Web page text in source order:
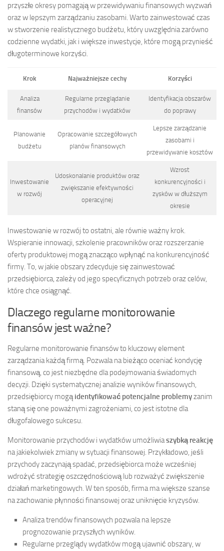
przyszłe okresy pomagają w przewidywaniu finansowych wyzwań
oraz w lepszym zarządzaniu zasobami. Warto zainwestować czas
w stworzenie realistycznego budżetu, który uwzględnia zarówno
codzienne wydatki, jak i większe inwestycje, które mogą przynieść
długoterminowe korzyści.
Krok Najważniejsze cechy Korzyści
Analiza
finansów
Regularne przeglądanie
przychodów i wydatków
Identyfikacja obszarów
do poprawy
Planowanie
budżetu
Opracowanie szczegółowych
planów finansowych
Lepsze zarządzanie
zasobami i
przewidywanie kosztów
Inwestowanie
w rozwój
Udoskonalanie produktów oraz
zwiększanie efektywności
operacyjnej
Wzrost
konkurencyjności i
zysków w dłuższym
okresie
Inwestowanie w rozwój to ostatni, ale równie ważny krok.
Wspieranie innowacji, szkolenie pracowników oraz rozszerzanie
oferty produktowej mogą znacząco wpłynąć na konkurencyjność
firmy. To, w jakie obszary zdecyduje się zainwestować
przedsiębiorca, zależy od jego specyficznych potrzeb oraz celów,
które chce osiągnąć.
Dlaczego regularne monitorowanie
finansów jest ważne?
Regularne monitorowanie finansów to kluczowy element
zarządzania każdą firmą. Pozwala na bieżąco oceniać kondycję
finansową, co jest niezbędne dla podejmowania świadomych
decyzji. Dzięki systematycznej analizie wyników finansowych,
przedsiębiorcy mogąidentyfikować potencjalne problemyzanim
staną się one poważnymi zagrożeniami, co jest istotne dla
długofalowego sukcesu.
Monitorowanie przychodów i wydatków umożliwiaszybką reakcję
na jakiekolwiek zmiany w sytuacji finansowej. Przykładowo, jeśli
przychody zaczynają spadać, przedsiębiorca może wcześniej
wdrożyć strategię oszczędnościową lub rozważyć zwiększenie
działań marketingowych. W ten sposób, firma ma większe szanse
na zachowanie płynności finansowej oraz uniknięcie kryzysów.
Analiza trendów finansowych pozwala na lepsze
prognozowanie przyszłych wyników.
Regularne przeglądy wydatków mogą ujawnić obszary, w